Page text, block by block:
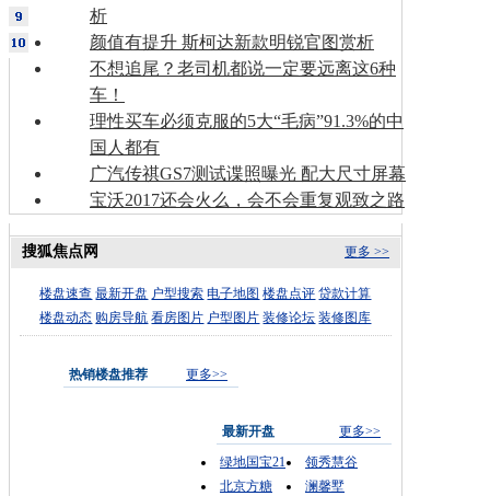
析
颜值有提升 斯柯达新款明锐官图赏析
不想追尾？老司机都说一定要远离这6种
车！
理性买车必须克服的5大“毛病”91.3%的中
国人都有
广汽传祺GS7测试谍照曝光 配大尺寸屏幕
宝沃2017还会火么，会不会重复观致之路
更多 >>
搜狐焦点网
楼盘速查 最新开盘 户型搜索 电子地图 楼盘点评 贷款计算
楼盘动态 购房导航 看房图片 户型图片 装修论坛 装修图库
热销楼盘推荐 更多>>
最新开盘
更多>>
绿地国宝21
领秀慧谷
北京方糖
澜馨墅